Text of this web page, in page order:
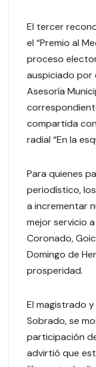
El tercer
el “Premio al
proceso
auspiciado por
Asesoría
compartida
radial “En la
Para quienes
periodístico,
a incrementar
mejor servicio
Coronado,
Domingo de
prosperidad.
El magistrado
Sobrado, se
participación
advirtió que